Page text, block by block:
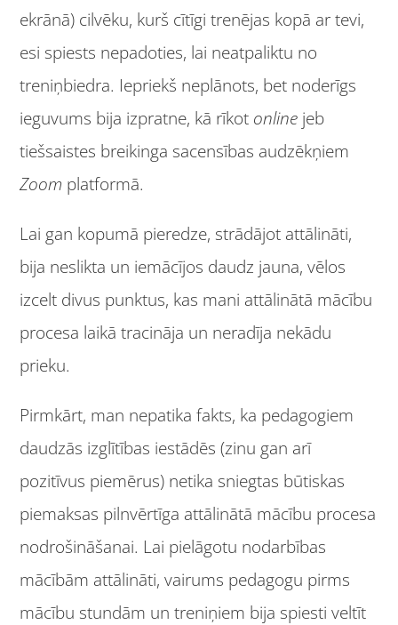
ekrānā) cilvēku, kurš cītīgi trenējas kopā ar tevi,
esi spiests nepadoties, lai neatpaliktu no
treniņbiedra. Iepriekš neplānots, bet noderīgs
ieguvums bija izpratne, kā rīkot online jeb
tiešsaistes breikinga sacensības audzēkņiem
Zoom platformā.
Lai gan kopumā pieredze, strādājot attālināti,
bija neslikta un iemācījos daudz jauna, vēlos
izcelt divus punktus, kas mani attālinātā mācību
procesa laikā tracināja un neradīja nekādu
prieku.
Pirmkārt, man nepatika fakts, ka pedagogiem
daudzās izglītības iestādēs (zinu gan arī
pozitīvus piemērus) netika sniegtas būtiskas
piemaksas pilnvērtīga attālinātā mācību procesa
nodrošināšanai. Lai pielāgotu nodarbības
mācībām attālināti, vairums pedagogu pirms
mācību stundām un treniņiem bija spiesti veltīt